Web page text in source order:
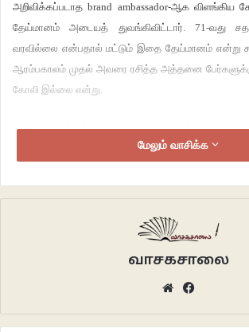
அறிவிக்கப்படாத brand ambassador-ஆக விளங்கிய
தேய்மானம் அடையத் துவங்கிவிட்டார். 71-வது
வரவில்லை என்பதால் மட்டும் இதை தேய்மானம் என்று
ஆரம்பகாலம் முதல் அவரை ரசித்த அத்தனை
கோலி இல்லை என்று.
கொஞ்சம் உங்கள் நினைவலைகளை பின்னோக்கி ஓட
வீழ்த்த முடியாத சர்வாதிகாரியாக வலம் வந்த
kiss கொடுத்து பந்து வீச்சாளரை
தொடரிலேயே தன்னை விமர்சித்த ரசிகர்களை
விமர்சிக்கப்பட்டபோதும் சரி, 2015ல் அவரது
மோசமான கேள்விகள் எழுப்பப்பட்ட போதும் சரி…
மேலும் வாசிக்க
வாசகசாலை
Website